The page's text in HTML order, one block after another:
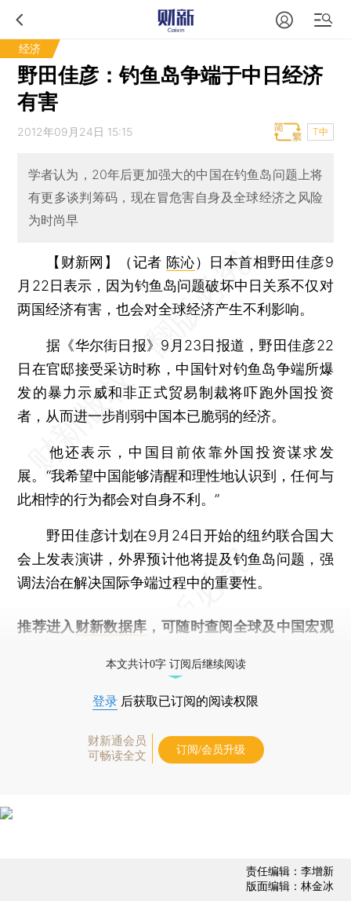
经济
野田佳彦：钓鱼岛争端于中日经济
有害
2012年09月24日 15:15 T中
学者认为，20年后更加强大的中国在钓鱼岛问题上将
有更多谈判筹码，现在冒危害自身及全球经济之风险
为时尚早
【财新网】（记者 陈沁）
日本首相野田佳彦9
月22日表示，因为钓鱼岛问题破坏中日关系不仅对
两国经济有害，也会对全球经济产生不利影响。
据《华尔街日报》9月23日报道，野田佳彦22
日在官邸接受采访时称，中国针对钓鱼岛争端所爆
发的暴力示威和非正式贸易制裁将吓跑外国投资
者，从而进一步削弱中国本已脆弱的经济。
他还表示，中国目前依靠外国投资谋求发
展。“我希望中国能够清醒和理性地认识到，任何与
此相悖的行为都会对自身不利。”
野田佳彦计划在9月24日开始的纽约联合国大
会上发表演讲，外界预计他将提及钓鱼岛问题，强
调法治在解决国际争端过程中的重要性。
推荐进入 财新数据库 ，可随时查阅全球及中国宏观
本文共计0字 订阅后继续阅读
登录 后获取已订阅的阅读权限
财新通会员
可畅读全文
订阅/会员升级
责任编辑：李增新
版面编辑：林金冰